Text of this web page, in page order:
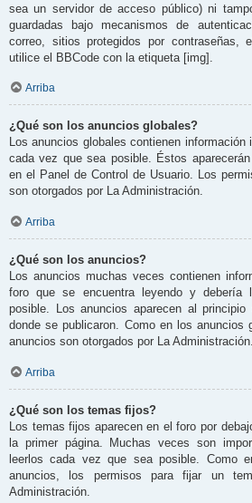
sea un servidor de acceso público) ni
guardadas bajo mecanismos de
correo, sitios protegidos por contraseñas,
utilice el BBCode con la etiqueta [img].
Arriba
¿Qué son los anuncios globales?
Los anuncios globales contienen información
cada vez que sea posible. Éstos
en el Panel de Control de Usuario. Los
son otorgados por La Administración.
Arriba
¿Qué son los anuncios?
Los anuncios muchas veces contienen
foro que se encuentra leyendo y debería
posible. Los anuncios aparecen al
donde se publicaron. Como en los anuncios
anuncios son otorgados por La Administración.
Arriba
¿Qué son los temas fijos?
Los temas fijos aparecen en el foro por
la primer página. Muchas veces son
leerlos cada vez que sea posible. Como
anuncios, los permisos para fijar un
Administración.